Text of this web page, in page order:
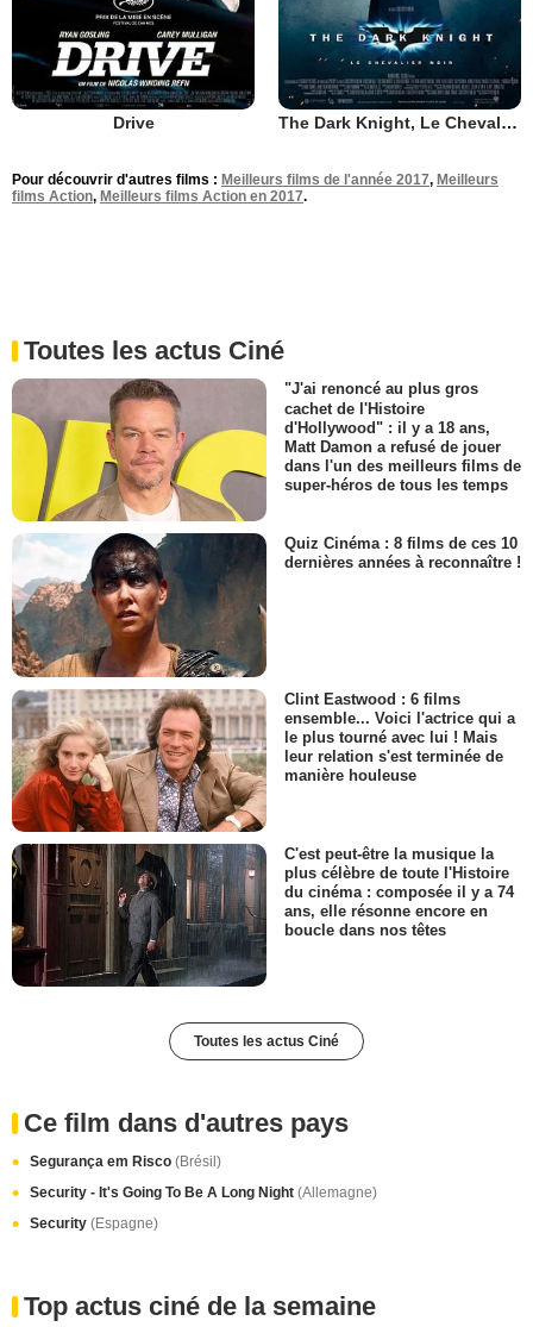
Drive The Dark Knight, Le Chevalier Noir
Pour découvrir d'autres films : Meilleurs films de l'année 2017, Meilleurs
films Action, Meilleurs films Action en 2017.
Toutes les actus Ciné
"J'ai renoncé au plus gros
cachet de l'Histoire
d'Hollywood" : il y a 18 ans,
Matt Damon a refusé de jouer
dans l'un des meilleurs films de
super-héros de tous les temps
Quiz Cinéma : 8 films de ces 10
dernières années à reconnaître !
Clint Eastwood : 6 films
ensemble... Voici l'actrice qui a
le plus tourné avec lui ! Mais
leur relation s'est terminée de
manière houleuse
C'est peut-être la musique la
plus célèbre de toute l'Histoire
du cinéma : composée il y a 74
ans, elle résonne encore en
boucle dans nos têtes
Toutes les actus Ciné
Ce film dans d'autres pays
Segurança em Risco (Brésil)
Security - It's Going To Be A Long Night (Allemagne)
Security (Espagne)
Top actus ciné de la semaine